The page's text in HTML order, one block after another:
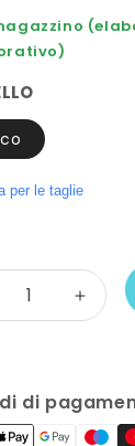
per le taglie
di